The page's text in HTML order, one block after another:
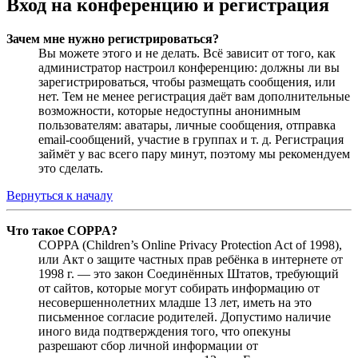
Вход на конференцию и регистрация
Зачем мне нужно регистрироваться?
Вы можете этого и не делать. Всё зависит от того, как
администратор настроил конференцию: должны ли вы
зарегистрироваться, чтобы размещать сообщения, или
нет. Тем не менее регистрация даёт вам дополнительные
возможности, которые недоступны анонимным
пользователям: аватары, личные сообщения, отправка
email-сообщений, участие в группах и т. д. Регистрация
займёт у вас всего пару минут, поэтому мы рекомендуем
это сделать.
Вернуться к началу
Что такое COPPA?
COPPA (Children’s Online Privacy Protection Act of 1998),
или Акт о защите частных прав ребёнка в интернете от
1998 г. — это закон Соединённых Штатов, требующий
от сайтов, которые могут собирать информацию от
несовершеннолетних младше 13 лет, иметь на это
письменное согласие родителей. Допустимо наличие
иного вида подтверждения того, что опекуны
разрешают сбор личной информации от